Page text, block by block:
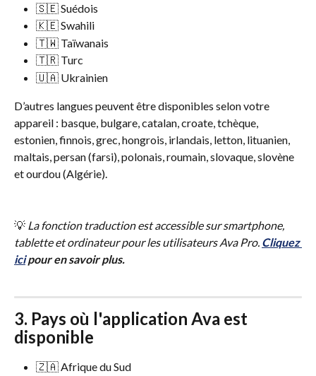
🇸🇪 Suédois
🇰🇪 Swahili
🇹🇼 Taïwanais
🇹🇷 Turc
🇺🇦 Ukrainien
D’autres langues peuvent être disponibles selon votre
appareil : basque, bulgare, catalan, croate, tchèque,
estonien, finnois, grec, hongrois, irlandais, letton, lituanien,
maltais, persan (farsi), polonais, roumain, slovaque, slovène
et ourdou (Algérie).
💡 La fonction traduction est accessible sur smartphone,
tablette et ordinateur pour les utilisateurs Ava Pro. Cliquez
ici pour en savoir plus.
3. Pays où l'application Ava est
disponible
🇿🇦 Afrique du Sud